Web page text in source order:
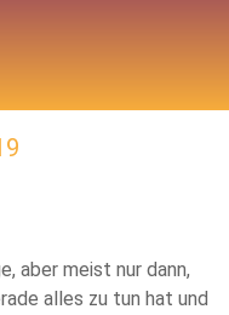
aber meist nur dann,
alles zu tun hat und